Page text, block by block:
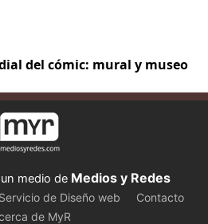
del cómic: mural y museo
medio de Medios y Redes
Servicio de Diseño web
Contacto
de MyR